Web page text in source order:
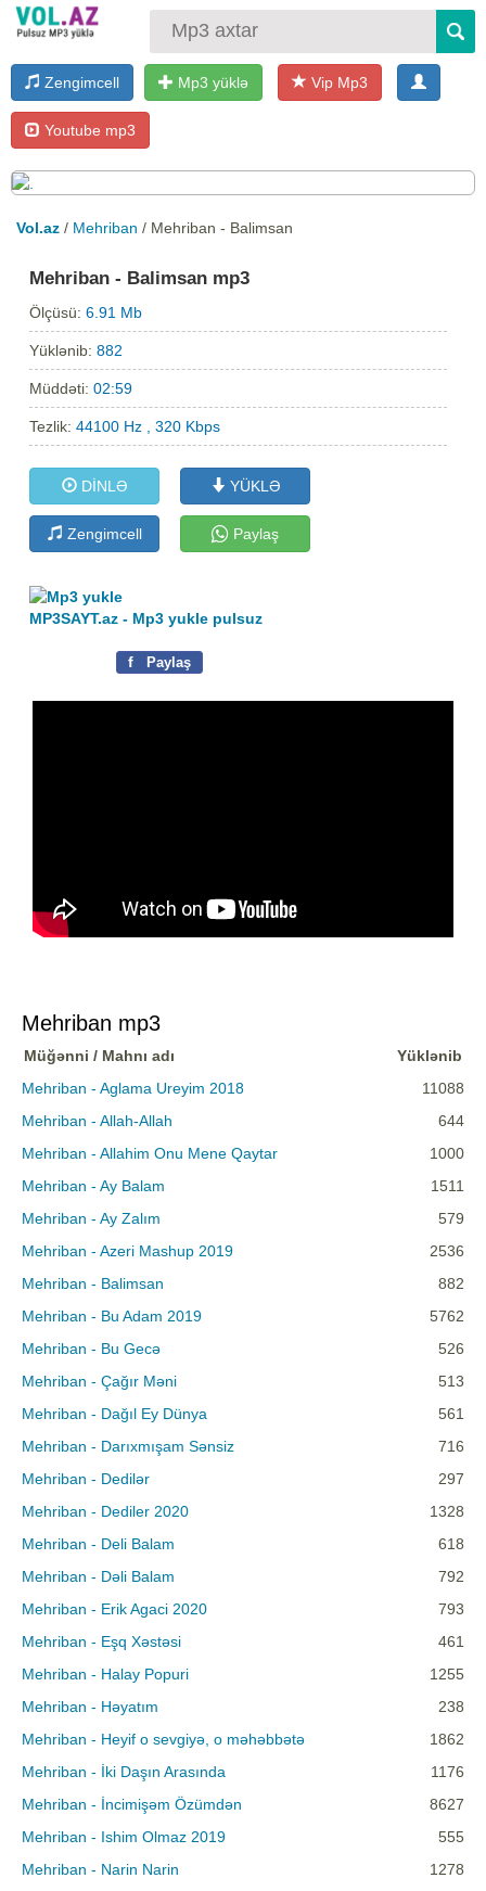
Zengimcell Mp3 yüklə Vip Mp3
Youtube mp3
Vol.az / Mehriban / Mehriban - Balimsan
Mehriban - Balimsan mp3
Ölçüsü:6.91 Mb
Yüklənib:882
Müddəti:02:59
Tezlik:44100 Hz , 320 Kbps
DİNLƏ YÜKLƏ
Zengimcell Paylaş
MP3SAYT.az - Mp3 yukle pulsuz
f Paylaş
Mehriban mp3
Müğənni / Mahnı adı
Yüklənib
Mehriban - Aglama Ureyim 2018
11088
Mehriban - Allah-Allah
644
Mehriban - Allahim Onu Mene Qaytar
1000
Mehriban - Ay Balam
1511
Mehriban - Ay Zalım
579
Mehriban - Azeri Mashup 2019
2536
Mehriban - Balimsan
882
Mehriban - Bu Adam 2019
5762
Mehriban - Bu Gecə
526
Mehriban - Çağır Məni
513
Mehriban - Dağıl Ey Dünya
561
Mehriban - Darıxmışam Sənsiz
716
Mehriban - Dedilər
297
Mehriban - Dediler 2020
1328
Mehriban - Deli Balam
618
Mehriban - Dəli Balam
792
Mehriban - Erik Agaci 2020
793
Mehriban - Eşq Xəstəsi
461
Mehriban - Halay Popuri
1255
Mehriban - Həyatım
238
Mehriban - Heyif o sevgiyə, o məhəbbətə
1862
Mehriban - İki Daşın Arasında
1176
Mehriban - İncimişəm Özümdən
8627
Mehriban - Ishim Olmaz 2019
555
Mehriban - Narin Narin
1278